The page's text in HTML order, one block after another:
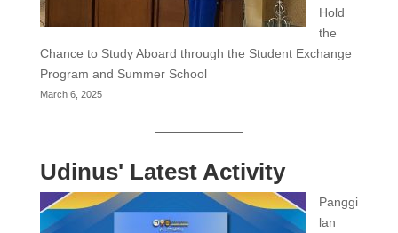
Hold
the
Chance to Study Aboard through the Student Exchange
Program and Summer School
March 6, 2025
Udinus' Latest Activity
Panggi
lan